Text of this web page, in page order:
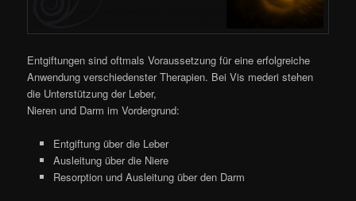
Entgiftungen sind oftmals Voraussetzung für eine erfolgreiche
Anwendung verschiedenster Therapien. Bei Vis mederi stehen
die Unterstützung der Leber,
Nieren und Darm im Vordergrund:
Entgiftung über die Leber
Ausleitung über die Niere
Resorption und Ausleitung über den Darm